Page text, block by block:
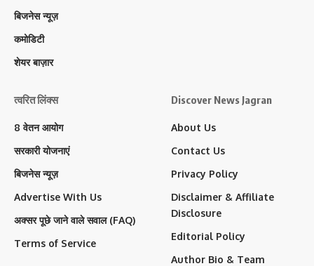
बिजनेस न्यूज़
कमोडिटी
शेयर बाज़ार
त्वरित लिंक्स
8 वेतन आयोग
सरकारी योजनाएं
बिजनेस न्यूज़
Advertise With Us
अक्सर पूछे जाने वाले सवाल (FAQ)
Terms of Service
Discover News Jagran
About Us
Contact Us
Privacy Policy
Disclaimer & Affiliate
Disclosure
Editorial Policy
Author Bio & Team